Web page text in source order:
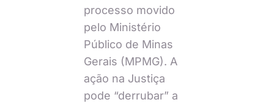
processo movido
pelo Ministério
Público de Minas
Gerais (MPMG). A
ação na Justiça
pode “derrubar” a